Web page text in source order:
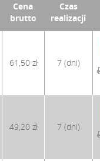
Cena
brutto
Czas
realizacji
61,50 zł 7 (dni)
49,20 zł 7 (dni)